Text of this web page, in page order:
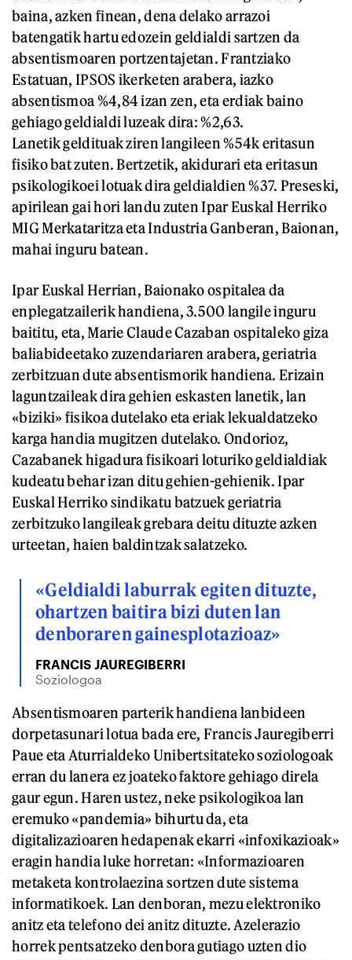
baina, azken finean, dena delako arrazoi
batengatik hartu edozein geldialdi sartzen da
absentismoaren portzentajetan. Frantziako
Estatuan, IPSOS ikerketen arabera, iazko
absentismoa %4,84 izan zen, eta erdiak baino
gehiago geldialdi luzeak dira: %2,63.
Lanetik geldituak ziren langileen %54k eritasun
fisiko bat zuten. Bertzetik, akidurari eta eritasun
psikologikoei lotuak dira geldialdien %37. Preseski,
apirilean gai hori landu zuten Ipar Euskal Herriko
MIG Merkataritza eta Industria Ganberan, Baionan,
mahai inguru batean.
Ipar Euskal Herrian, Baionako ospitalea da
enplegatzailerik handiena, 3.500 langile inguru
baititu, eta, Marie Claude Cazaban ospitaleko giza
baliabideetako zuzendariaren arabera, geriatria
zerbitzuan dute absentismorik handiena. Erizain
laguntzaileak dira gehien eskasten lanetik, lan
«biziki» fisikoa dutelako eta eriak lekualdatzeko
karga handia mugitzen dutelako. Ondorioz,
Cazabanek higadura fisikoari loturiko geldialdiak
kudeatu behar izan ditu gehien-gehienik. Ipar
Euskal Herriko sindikatu batzuek geriatria
zerbitzuko langileak grebara deitu dituzte azken
urteetan, haien baldintzak salatzeko.
«Geldialdi laburrak egiten dituzte,
ohartzen baitira bizi duten lan
denboraren gainesplotazioaz»
FRANCIS JAUREGIBERRI
Soziologoa
Absentismoaren parterik handiena lanbideen
dorpetasunari lotua bada ere, Francis Jauregiberri
Paue eta Aturrialdeko Unibertsitateko soziologoak
erran du lanera ez joateko faktore gehiago direla
gaur egun. Haren ustez, neke psikologikoa lan
eremuko «pandemia» bihurtu da, eta
digitalizazioaren hedapenak ekarri «infoxikazioak»
eragin handia luke horretan: «Informazioaren
metaketa kontrolaezina sortzen dute sistema
informatikoek. Lan denboran, mezu elektroniko
anitz eta telefono dei anitz dituzte. Azelerazio
horrek pentsatzeko denbora gutiago uzten dio